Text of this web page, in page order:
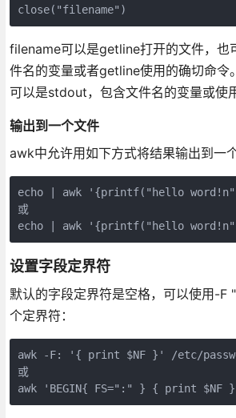
close("filename")
filename可以是getline打开的文件，也
件名的变量或者getline使用的确切命令
可以是stdout，包含文件名的变量或使
输出到一个文件
awk中允许用如下方式将结果输出到一个
echo | awk '{printf("hello
或
echo | awk '{printf("hello
设置字段定界符
默认的字段定界符是空格，可以使用-F
个定界符：
awk -F: '{ print $NF }' /etc/
或
awk 'BEGIN{ FS=":" } { print $NF